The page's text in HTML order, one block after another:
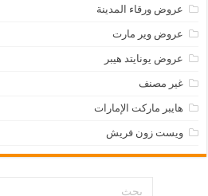
عروض ورقاء المدينة
عروض وير مارت
عروض يونايتد هيبر
غير مصنف
هايبر ماركت الإمارات
ويست زون فريش